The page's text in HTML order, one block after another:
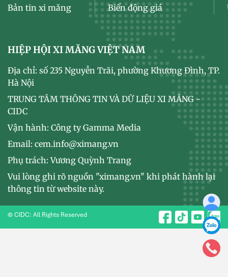
Bản tin xi măng
Biến động giá
HIỆP HỘI XI MĂNG VIỆT NAM
Địa chỉ: số 235 Nguyễn Trãi, phường Khương Đình, TP.
Hà Nội
TRUNG TÂM THÔNG TIN VÀ DỮ LIỆU XI MĂNG -
CIDC
Vận hành: Công ty Gamma Media
Email: cem.info@ximang.vn
Phụ trách: Vương Quỳnh Trang
Vui lòng ghi rõ nguồn "ximang.vn" khi phát hành lại
thông tin từ website này.
© CIDC: All Rights Reserved